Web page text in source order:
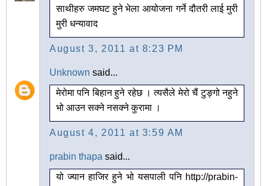
साथीहरु जमघट हुने भेला आयोजना गर्ने दौतरी लाई मुरी
मुरी धन्यावाद
August 3, 2011 at 8:23 PM
Unknown said...
मेरोमा पनि बिहान हुने रहेछ । त्यसैले मेरो चैं टुङ्गो नहुने
भो आउन सक्ने नसक्ने कुरामा ।
August 4, 2011 at 3:59 AM
prabin thapa said...
यो ज्यान हाजिर हुने भो यसपाली पनि http://prabin-